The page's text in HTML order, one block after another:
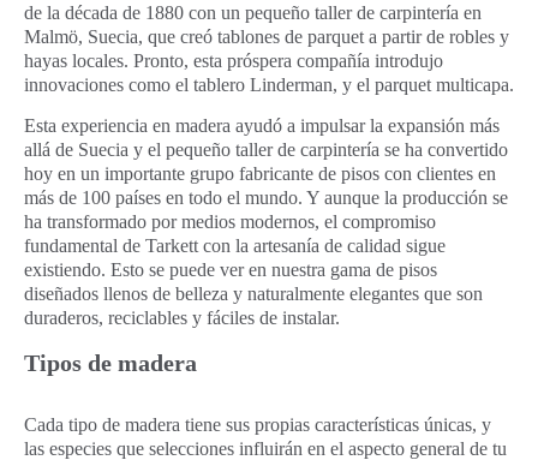
de la década de 1880 con un pequeño taller de carpintería en
Malmö, Suecia, que creó tablones de parquet a partir de robles y
hayas locales. Pronto, esta próspera compañía introdujo
innovaciones como el tablero Linderman, y el parquet multicapa.
Esta experiencia en madera ayudó a impulsar la expansión más
allá de Suecia y el pequeño taller de carpintería se ha convertido
hoy en un importante grupo fabricante de pisos con clientes en
más de 100 países en todo el mundo. Y aunque la producción se
ha transformado por medios modernos, el compromiso
fundamental de Tarkett con la artesanía de calidad sigue
existiendo. Esto se puede ver en nuestra gama de pisos
diseñados llenos de belleza y naturalmente elegantes que son
duraderos, reciclables y fáciles de instalar.
Tipos de madera
Cada tipo de madera tiene sus propias características únicas, y
las especies que selecciones influirán en el aspecto general de tu